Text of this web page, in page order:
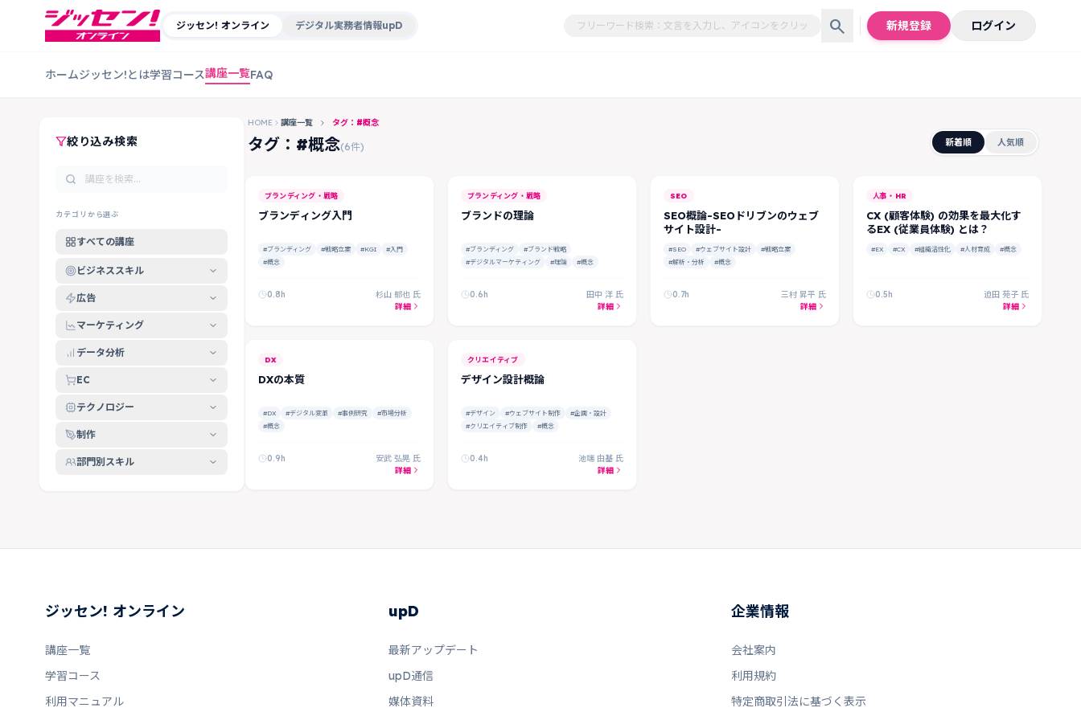
ジッセン! オンライン デジタル実務者情報upD search 新規登録 ログイン
ホームジッセン!とは学習コース講座一覧FAQ
絞り込み検索
カテゴリから選ぶ
すべての講座
ビジネススキル
広告
マーケティング
データ分析
EC
テクノロジー
制作
部門別スキル
HOME 講座一覧 タグ：#概念
タグ：#概念(6件) 新着順 人気順
ブランディング・戦略
ブランディング入門
#ブランディング #戦略立案 #KGI
#入門
#概念
0.8h
杉山 郁也 氏
詳細
ブランディング・戦略
ブランドの理論
#ブランディング
#ブランド戦略
#デジタルマーケティング
#理論 #概念
0.6h
田中 洋 氏
詳細
SEO
SEO概論-SEOドリブンのウェブ
サイト設計-
#SEO #ウェブサイト設計
#戦略立案
#解析・分析
#概念
0.7h
三村 昇平 氏
詳細
人事・HR
CX (顧客体験) の効果を最大化す
るEX (従業員体験) とは？
#EX #CX #組織活性化 #人材育成 #概念
0.5h
迫田 苑子 氏
詳細
DX
DXの本質
#DX #デジタル変革 #事例研究
#市場分析
#概念
0.9h
安武 弘晃 氏
詳細
クリエイティブ
デザイン設計概論
#デザイン #ウェブサイト制作
#企画・設計
#クリエイティブ制作
#概念
0.4h
池端 由基 氏
詳細
ジッセン! オンライン
講座一覧
学習コース
利用マニュアル
企業情報
会社案内
利用規約
特定商取引法に基づく表示
upD
最新アップデート
upD通信
媒体資料